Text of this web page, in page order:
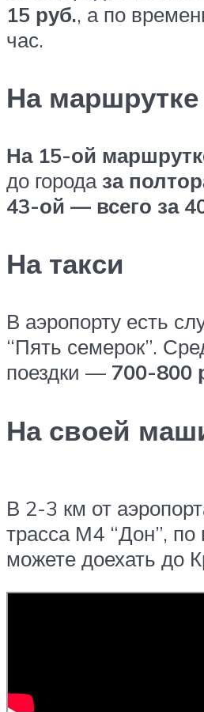
15 руб., а по
час.
На маршрутке
На 15-ой
до города за
43-ой — всего за
На такси
В аэропорту есть
“Пять семерок”.
поездки — 700-800
На своей
В 2-3 км от
трасса М4 “Дон”, по
можете доехать до